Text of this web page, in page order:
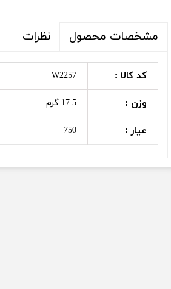
مشخصات محصول نظرات
کد کالا : W2257
وزن : 17.5 گرم
عیار : 750